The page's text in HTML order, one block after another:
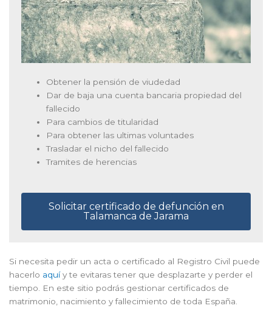
Obtener la pensión de viudedad
Dar de baja una cuenta bancaria propiedad del
fallecido
Para cambios de titularidad
Para obtener las ultimas voluntades
Trasladar el nicho del fallecido
Tramites de herencias
Solicitar certificado de defunción en
Talamanca de Jarama
Si necesita pedir un acta o certificado al Registro Civil puede
hacerlo aquíy te evitaras tener que desplazarte y perder el
tiempo. En este sitio podrás gestionar certificados de
matrimonio, nacimiento y fallecimiento de toda España.